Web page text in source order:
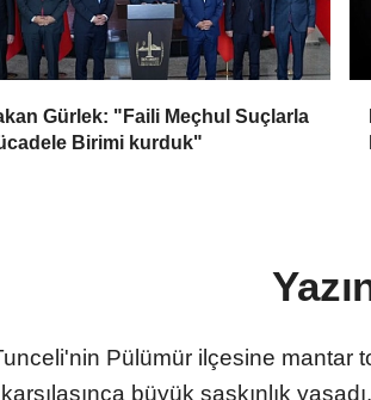
Gürlek: "Faili Meçhul Suçlarla
Birimi kurduk"
Pülümür ilçesine mantar
karşılaşınca büyük şaşkınlık